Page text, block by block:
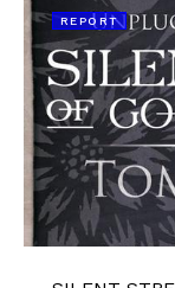
REPORT